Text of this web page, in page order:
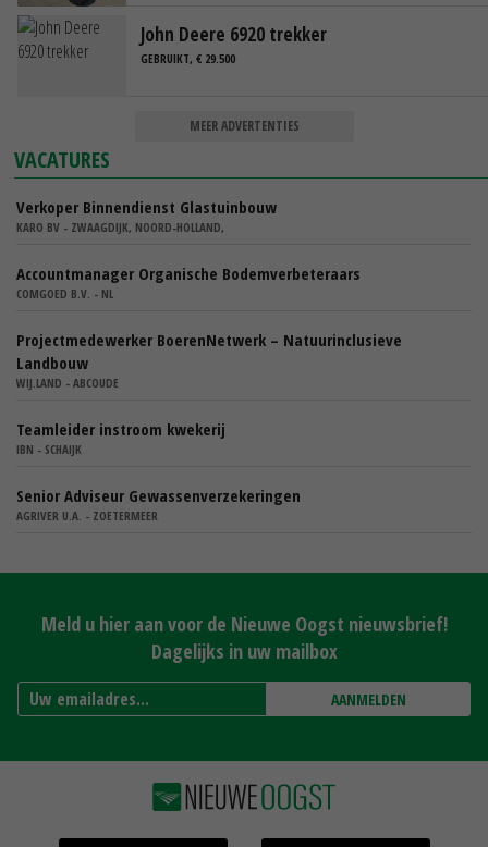
John Deere 6920 trekker
GEBRUIKT, € 29.500
MEER ADVERTENTIES
VACATURES
Verkoper Binnendienst Glastuinbouw
KARO BV - ZWAAGDIJK, NOORD-HOLLAND,
Accountmanager Organische Bodemverbeteraars
COMGOED B.V. - NL
Projectmedewerker BoerenNetwerk – Natuurinclusieve
Landbouw
WIJ.LAND - ABCOUDE
Teamleider instroom kwekerij
IBN - SCHAIJK
Senior Adviseur Gewassenverzekeringen
AGRIVER U.A. - ZOETERMEER
Meld u hier aan voor de Nieuwe Oogst nieuwsbrief!
Dagelijks in uw mailbox
AANMELDEN